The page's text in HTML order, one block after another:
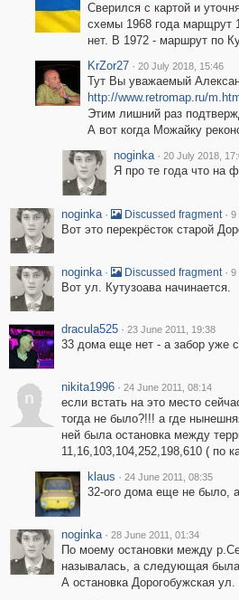
Сверился с картой и
схемы 1968 года марщрут
нет. В 1972 - маршрут по
KrZor27 · 20 July 2018, 15:46
Тут Вы уважаемый
http://www.retromap.ru/
Этим лишний раз
А вот когда Можайку
noginka · 20 July 2018,
Я про те года что на
noginka · Discussed fragment · 9
Вот это перекрёсток старой
noginka · Discussed fragment · 9
Вот ул. Кутузоава начинается.
dracula525 · 23 June 2011, 19:38
33 дома еще нет - а забор уже
n
nikita1996 · 24 June 2011, 08:14
если встать на это место
тогда не было?!!! а где
ней была остановка между
11,16,103,104,252,198,610 ( по
klaus · 24 June 2011, 08:35
32-ого дома еще не было,
noginka · 28 June 2011, 01:34
По моему остановки между
называлась, а следующая
А остановка Дорогобужская